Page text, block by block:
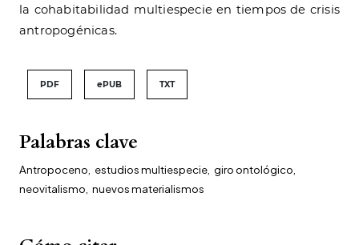
Palabras clave
Antropoceno, estudios multiespecie, giro ontológico,
neovitalismo, nuevos materialismos
la cohabitabilidad multiespecie en tiempos de crisis
antropogénicas.
PDF ePUB TXT